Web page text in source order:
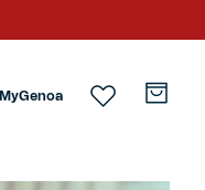
MyGenoa